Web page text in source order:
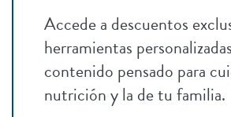
Accede a descuentos
herramientas
contenido pensado para
nutrición y la de tu familia.